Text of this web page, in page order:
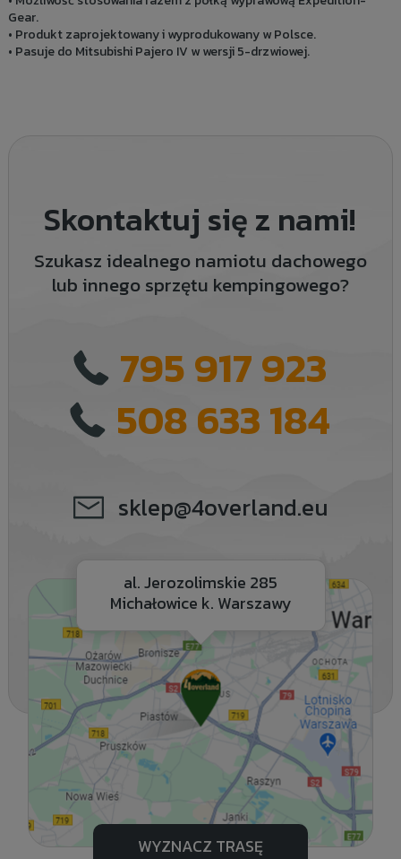
Gear.
• Produkt zaprojektowany i wyprodukowany w Polsce.
• Pasuje do Mitsubishi Pajero IV w wersji 5-drzwiowej.
Skontaktuj się z nami!
Szukasz idealnego namiotu dachowego
lub innego sprzętu kempingowego?
795 917 923
508 633 184
sklep@4overland.eu
al. Jerozolimskie 285
Michałowice k. Warszawy
WYZNACZ TRASĘ